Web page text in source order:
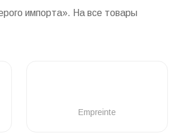
импорта». На все товары
Empreinte